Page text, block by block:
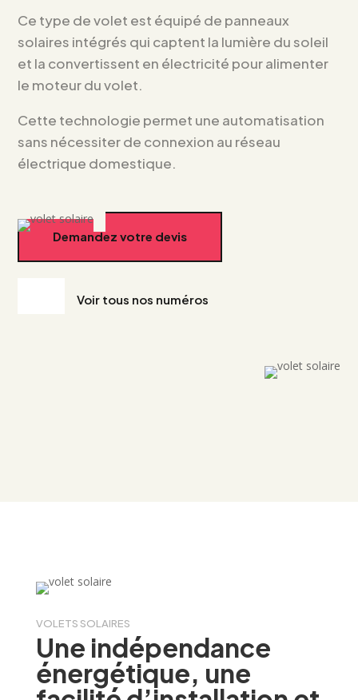
Ce type de volet est équipé de panneaux
solaires intégrés qui captent la lumière du soleil
et la convertissent en électricité pour alimenter
le moteur du volet.
Cette technologie permet une automatisation
sans nécessiter de connexion au réseau
électrique domestique.
Demandez votre devis
Voir tous nos numéros
VOLETS SOLAIRES
Une indépendance
énergétique, une